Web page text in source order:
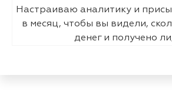
Настраиваю аналитику и
в месяц, чтобы вы видели,
денег и получено